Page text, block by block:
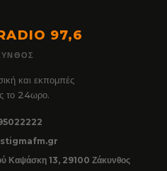
97,6
και εκπομπές
το 24ωρο.
Καψάσκη 13, 29100 Ζάκυνθος